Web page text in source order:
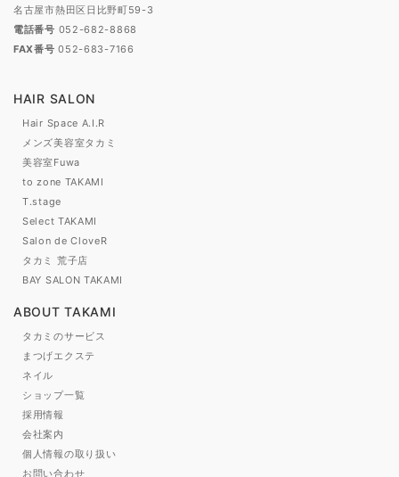
名古屋市熱田区日比野町59-3
電話番号 052-682-8868
FAX番号 052-683-7166
HAIR SALON
Hair Space A.I.R
メンズ美容室タカミ
美容室Fuwa
to zone TAKAMI
T.stage
Select TAKAMI
Salon de CloveR
タカミ 荒子店
BAY SALON TAKAMI
ABOUT TAKAMI
タカミのサービス
まつげエクステ
ネイル
ショップ一覧
採用情報
会社案内
個人情報の取り扱い
お問い合わせ